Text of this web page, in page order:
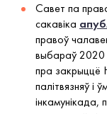
Савет па
сакавіка
правоў
выбараў 2020
пра закрыццё
палітвязняў і
інкамунікада,